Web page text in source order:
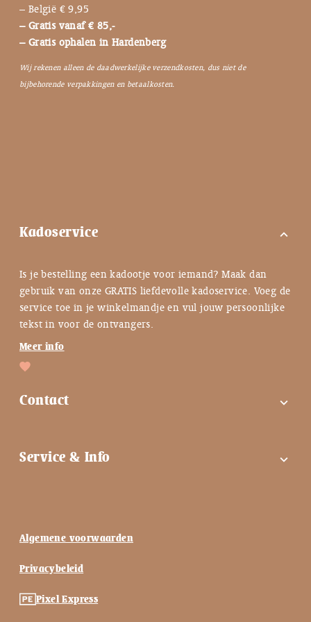
– België € 9,95
– Gratis vanaf € 85,-
– Gratis ophalen in Hardenberg
Wij rekenen alleen de daadwerkelijke verzendkosten, dus niet de
bijbehorende verpakkingen en betaalkosten.
Kadoservice expand_more
Is je bestelling een kadootje voor iemand? Maak dan
gebruik van onze GRATIS liefdevolle kadoservice. Voeg de
service toe in je winkelmandje en vul jouw persoonlijke
tekst in voor de ontvangers.
Meer info
Contact expand_more
Contactgegevens
Nieuwsbrief
Onze Missie
Service & Info expand_more
Keuzehulp ♡
Algemene voorwaarden
Privacybeleid
Pixel Express